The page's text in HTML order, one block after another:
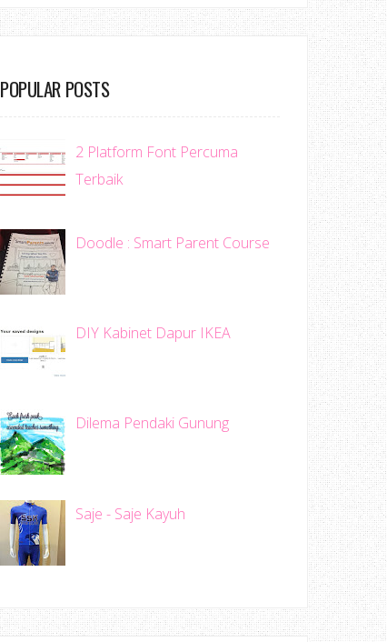
POPULAR POSTS
2 Platform Font Percuma
Terbaik
Doodle : Smart Parent Course
DIY Kabinet Dapur IKEA
Dilema Pendaki Gunung
Saje - Saje Kayuh